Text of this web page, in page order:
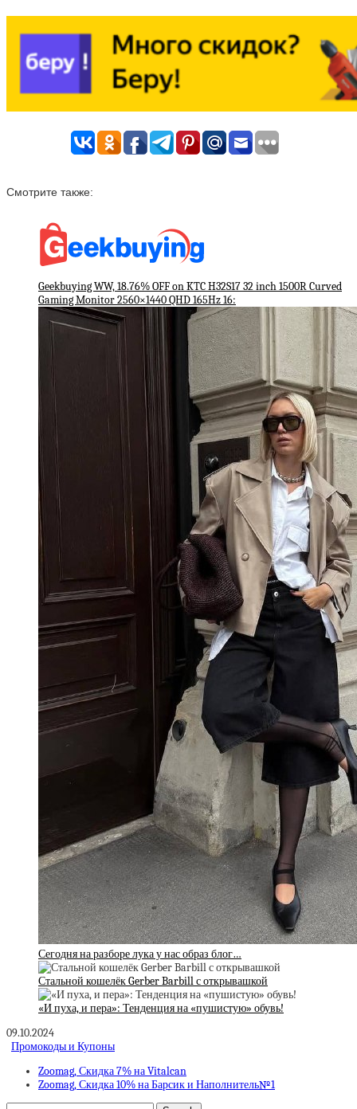
Смотрите также:
Geekbuying WW, 18.76% OFF on KTC H32S17 32 inch 1500R Curved
Gaming Monitor 2560×1440 QHD 165Hz 16:
Сегодня на разборе лука у нас образ блог…
Стальной кошелёк Gerber Barbill с открывашкой
«И пуха, и пера»: Тенденция на «пушистую» обувь!
09.10.2024
Промокоды и Купоны
Zoomag, Скидка 7% на Vitalcan
Zoomag, Скидка 10% на Барсик и Наполнитель№1